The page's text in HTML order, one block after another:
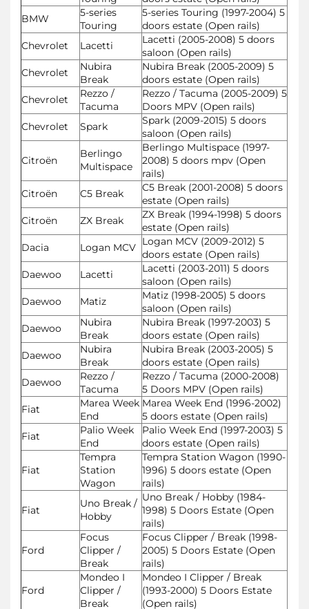
BMW
5-series
Touring
5-series Touring (1997-2004) 5
doors estate (Open rails)
Chevrolet
Lacetti
Lacetti (2005-2008) 5 doors
saloon (Open rails)
Chevrolet
Nubira
Break
Nubira Break (2005-2009) 5
doors estate (Open rails)
Chevrolet
Rezzo /
Tacuma
Rezzo / Tacuma (2005-2009) 5
Doors MPV (Open rails)
Chevrolet
Spark
Spark (2009-2015) 5 doors
saloon (Open rails)
Citroën
Berlingo
Multispace
Berlingo Multispace (1997-
2008) 5 doors mpv (Open
rails)
Citroën
C5 Break
C5 Break (2001-2008) 5 doors
estate (Open rails)
Citroën
ZX Break
ZX Break (1994-1998) 5 doors
estate (Open rails)
Dacia
Logan MCV Logan MCV (2009-2012) 5
doors estate (Open rails)
Daewoo
Lacetti
Lacetti (2003-2011) 5 doors
saloon (Open rails)
Daewoo
Matiz
Matiz (1998-2005) 5 doors
saloon (Open rails)
Daewoo
Nubira
Break
Nubira Break (1997-2003) 5
doors estate (Open rails)
Daewoo
Nubira
Break
Nubira Break (2003-2005) 5
doors estate (Open rails)
Daewoo
Rezzo /
Tacuma
Rezzo / Tacuma (2000-2008)
5 Doors MPV (Open rails)
Fiat
Marea Week
End
Marea Week End (1996-2002)
5 doors estate (Open rails)
Fiat
Palio Week
End
Palio Week End (1997-2003) 5
doors estate (Open rails)
Fiat
Tempra
Station
Wagon
Tempra Station Wagon (1990-
1996) 5 doors estate (Open
rails)
Fiat
Uno Break /
Hobby
Uno Break / Hobby (1984-
1998) 5 Doors Estate (Open
rails)
Ford
Focus
Clipper /
Break
Focus Clipper / Break (1998-
2005) 5 Doors Estate (Open
rails)
Ford
Mondeo I
Clipper /
Break
Mondeo I Clipper / Break
(1993-2000) 5 Doors Estate
(Open rails)